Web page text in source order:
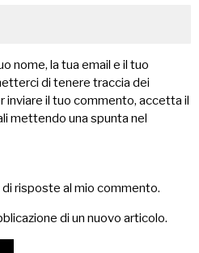
nome, la tua email e il tuo
di tenere traccia dei
inviare il tuo commento, accetta il
mettendo una spunta nel
risposte al mio commento.
di un nuovo articolo.